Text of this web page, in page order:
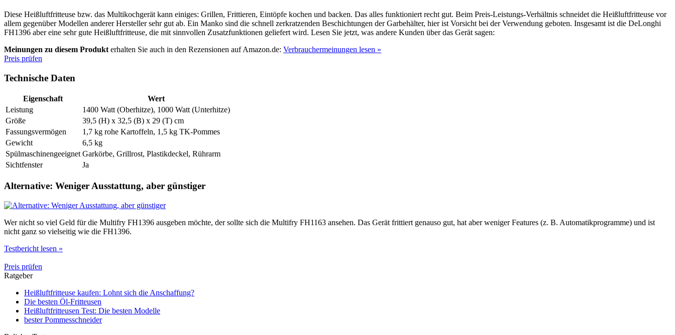
Diese Heißluftfritteuse bzw. das Multikochgerät kann einiges: Grillen, Frittieren, Eintöpfe kochen und backen. Das alles funktioniert recht gut. Beim Preis-Leistungs-Verhältnis schneidet die Heißluftfritteuse vor
allem gegenüber Modellen anderer Hersteller sehr gut ab. Ein Manko sind die schnell zerkratzenden Beschichtungen der Garbehälter, hier ist Vorsicht bei der Verwendung geboten. Insgesamt ist die DeLonghi
FH1396 aber eine sehr gute Heißluftfritteuse, die mit sinnvollen Zusatzfunktionen geliefert wird. Lesen Sie jetzt, was andere Kunden über das Gerät sagen:
Meinungen zu diesem Produkt erhalten Sie auch in den Rezensionen auf Amazon.de: Verbrauchermeinungen lesen »
Preis prüfen
Technische Daten
Eigenschaft
Wert
Leistung
1400 Watt (Oberhitze), 1000 Watt (Unterhitze)
Größe
39,5 (H) x 32,5 (B) x 29 (T) cm
Fassungsvermögen
1,7 kg rohe Kartoffeln, 1,5 kg TK-Pommes
Gewicht
6,5 kg
Spülmaschinengeeignet Garkörbe, Grillrost, Plastikdeckel, Rührarm
Sichtfenster
Ja
Alternative: Weniger Ausstattung, aber günstiger
Wer nicht so viel Geld für die Multifry FH1396 ausgeben möchte, der sollte sich die Multifry FH1163 ansehen. Das Gerät frittiert genauso gut, hat aber weniger Features (z. B. Automatikprogramme) und ist
nicht ganz so vielseitig wie die FH1396.
Testbericht lesen »
Preis prüfen
Ratgeber
Heißluftfritteuse kaufen: Lohnt sich die Anschaffung?
Die besten Öl-Fritteusen
Heißluftfritteusen Test: Die besten Modelle
bester Pommesschneider